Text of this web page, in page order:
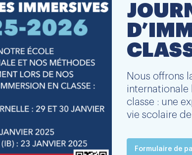
Nous offrons
internationale
classe : une
vie scolaire
Formulaire de